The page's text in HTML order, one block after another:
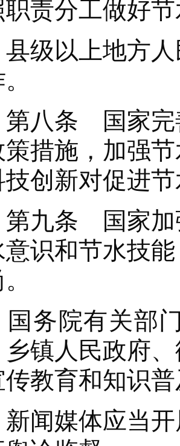
职责分工做好
以上地方人
条 国家完善
策措施，加强
技创新对促进
条 国家加强
意识和节水技
院有关部门
乡镇人民政府
传教育和知识
媒体应当开